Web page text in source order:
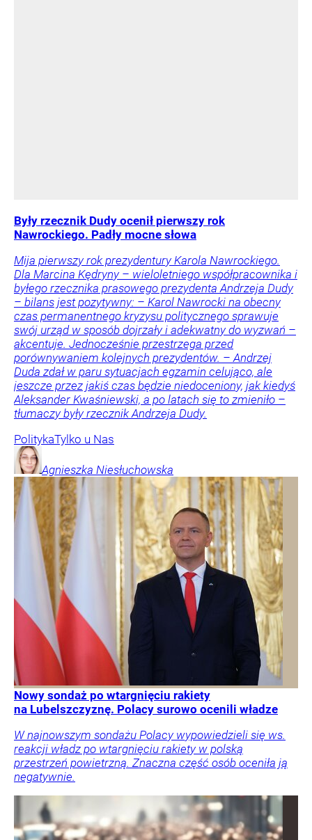
Były rzecznik Dudy ocenił pierwszy rok
Nawrockiego. Padły mocne słowa
Mija pierwszy rok prezydentury Karola Nawrockiego.
Dla Marcina Kędryny – wieloletniego współpracownika i
byłego rzecznika prasowego prezydenta Andrzeja Dudy
– bilans jest pozytywny: – Karol Nawrocki na obecny
czas permanentnego kryzysu politycznego sprawuje
swój urząd w sposób dojrzały i adekwatny do wyzwań –
akcentuje. Jednocześnie przestrzega przed
porównywaniem kolejnych prezydentów. – Andrzej
Duda zdał w paru sytuacjach egzamin celująco, ale
jeszcze przez jakiś czas będzie niedoceniony, jak kiedyś
Aleksander Kwaśniewski, a po latach się to zmieniło –
tłumaczy były rzecznik Andrzeja Dudy.
PolitykaTylko u Nas
Agnieszka Niesłuchowska
Nowy sondaż po wtargnięciu rakiety
na Lubelszczyznę. Polacy surowo ocenili władze
W najnowszym sondażu Polacy wypowiedzieli się ws.
reakcji władz po wtargnięciu rakiety w polską
przestrzeń powietrzną. Znaczna część osób oceniła ją
negatywnie.